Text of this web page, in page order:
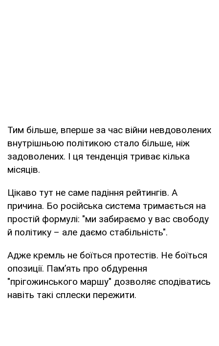
Тим більше, вперше за час війни невдоволених
внутрішньою політикою стало більше, ніж
задоволених. І ця тенденція триває кілька
місяців.
Цікаво тут не саме падіння рейтингів. А
причина. Бо російська система тримається на
простій формулі: "ми забираємо у вас свободу
й політику – але даємо стабільність".
Адже кремль не боїться протестів. Не боїться
опозиції. Памʼять про обдурення
"прігожинського маршу" дозволяє сподіватись
навіть такі сплески пережити.